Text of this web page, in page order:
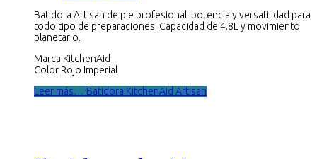
Batidora Artisan de pie profesional: potencia y versatilidad para
todo tipo de preparaciones. Capacidad de 4.8L y movimiento
planetario.
Marca KitchenAid
Color Rojo Imperial
Leer más… Batidora KitchenAid Artisan